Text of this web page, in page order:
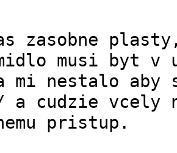
zasobne
musi byt
mi nestalo
cudzie vcely
pristup.